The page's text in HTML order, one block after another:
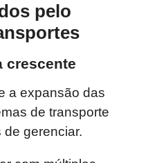
pelo
crescente
a expansão das
de transporte
gerenciar.